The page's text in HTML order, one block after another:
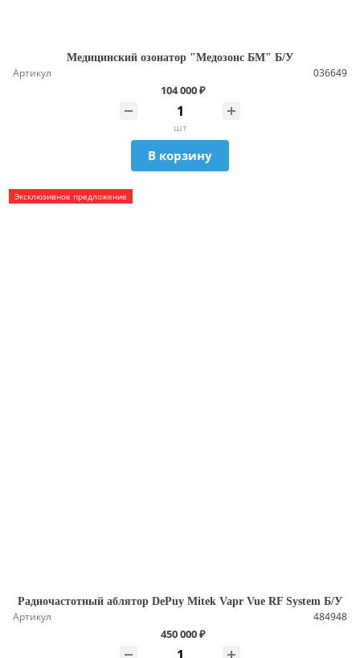
Медицинский озонатор "Медозонс БМ" Б/У
Артикул 036649
104 000 ₽
шт
В корзину
Эксклюзивное предложение
Радиочастотный аблятор DePuy Mitek Vapr Vue RF System Б/У
Артикул 484948
450 000 ₽